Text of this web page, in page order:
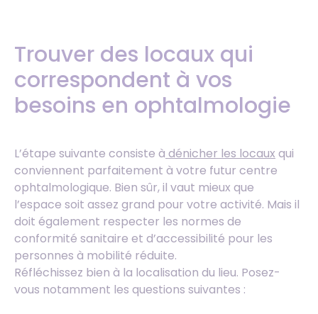
Trouver des locaux qui
correspondent à vos
besoins en ophtalmologie
L’étape suivante consiste à dénicher les locaux qui
conviennent parfaitement à votre futur centre
ophtalmologique. Bien sûr, il vaut mieux que
l’espace soit assez grand pour votre activité. Mais il
doit également respecter les normes de
conformité sanitaire et d’accessibilité pour les
personnes à mobilité réduite.
Réfléchissez bien à la localisation du lieu. Posez-
vous notamment les questions suivantes :